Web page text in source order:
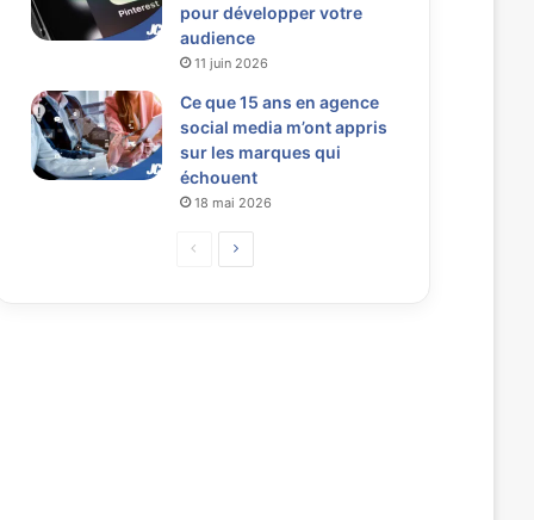
pour développer votre
audience
11 juin 2026
Ce que 15 ans en agence
social media m’ont appris
sur les marques qui
échouent
18 mai 2026
P